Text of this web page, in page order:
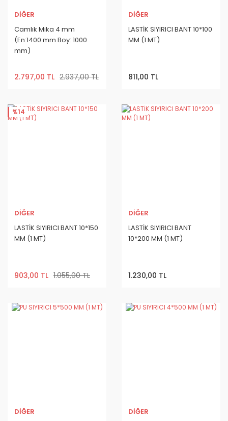
DİĞER
Camlık Mika 4 mm
(En:1400 mm Boy: 1000
mm)
2.797,00 TL 2.937,00 TL
DİĞER
LASTİK SIYIRICI BANT 10*100
MM (1 MT)
811,00 TL
%14
DİĞER
LASTİK SIYIRICI BANT 10*150
MM (1 MT)
903,00 TL 1.055,00 TL
DİĞER
LASTİK SIYIRICI BANT
10*200 MM (1 MT)
1.230,00 TL
DİĞER
DİĞER